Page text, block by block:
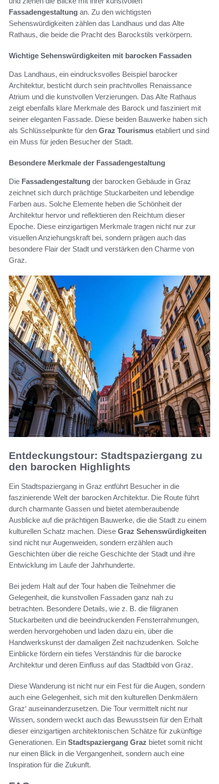
Fassadengestaltung an. Zu den wichtigsten
Sehenswürdigkeiten zählen das Landhaus und das Alte
Rathaus, die beide die Pracht des Barockstils verkörpern.
Wichtige Sehenswürdigkeiten mit barocken Fassaden
Das Landhaus, ein eindrucksvolles Beispiel barocker
Architektur, besticht durch sein prachtvolles Renaissance
Atrium und die kunstvollen Verzierungen. Das Alte Rathaus
zeigt ebenfalls klare Merkmale des Barock und fasziniert mit
seiner eleganten Fassade. Diese beiden Bauwerke haben sich
als Schlüsselpunkte für den Graz Tourismus etabliert und sind
ein Muss für jeden Besucher der Stadt.
Besondere Merkmale der Fassadengestaltung
Die Fassadengestaltung der barocken Gebäude in Graz
zeichnet sich durch prächtige Stuckarbeiten und lebendige
Farben aus. Solche Elemente heben die Schönheit der
Architektur hervor und reflektieren den Reichtum dieser
Epoche. Diese einzigartigen Merkmale tragen nicht nur zur
visuellen Anziehungskraft bei, sondern prägen auch das
besondere Flair der Stadt und verstärken den Charme von
Graz.
Entdeckungstour: Stadtspaziergang zu
den barocken Highlights
Ein Stadtspaziergang in Graz entführt Besucher in die
faszinierende Welt der barocken Architektur. Die Route führt
durch charmante Gassen und bietet atemberaubende
Ausblicke auf die prächtigen Bauwerke, die die Stadt zu einem
kulturellen Schatz machen. Diese Graz Sehenswürdigkeiten
sind nicht nur Augenweiden, sondern erzählen auch
Geschichten über die reiche Geschichte der Stadt und ihre
Entwicklung im Laufe der Jahrhunderte.
Bei jedem Halt auf der Tour haben die Teilnehmer die
Gelegenheit, die kunstvollen Fassaden ganz nah zu
betrachten. Besondere Details, wie z. B. die filigranen
Stuckarbeiten und die beeindruckenden Fensterrahmungen,
werden hervorgehoben und laden dazu ein, über die
Handwerkskunst der damaligen Zeit nachzudenken. Solche
Einblicke fördern ein tiefes Verständnis für die barocke
Architektur und deren Einfluss auf das Stadtbild von Graz.
Diese Wanderung ist nicht nur ein Fest für die Augen, sondern
auch eine Gelegenheit, sich mit den kulturellen Denkmälern
Graz‘ auseinanderzusetzen. Die Tour vermittelt nicht nur
Wissen, sondern weckt auch das Bewusstsein für den Erhalt
dieser einzigartigen architektonischen Schätze für zukünftige
Generationen. Ein Stadtspaziergang Graz bietet somit nicht
nur einen Blick in die Vergangenheit, sondern auch eine
Inspiration für die Zukunft.